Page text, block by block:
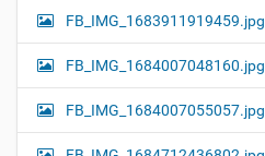
FB_IMG_1683911919459.jpg
FB_IMG_1684007048160.jpg
FB_IMG_1684007055057.jpg